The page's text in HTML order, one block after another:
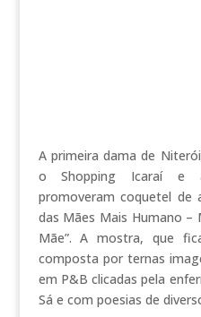
A primeira dama de
o Shopping Icaraí e
promoveram coquetel de
das Mães Mais Humano –
Mãe”. A mostra, que
composta por ternas
em P&B clicadas pela
Sá e com poesias de